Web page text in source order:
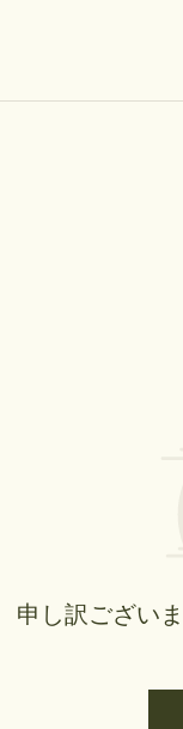
申し訳ござい